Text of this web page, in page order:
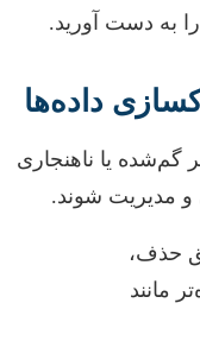
به دست آورید.
داده‌ها
گم‌شده یا ناهنجاری
و مدیریت شوند.
حذف،
مانند